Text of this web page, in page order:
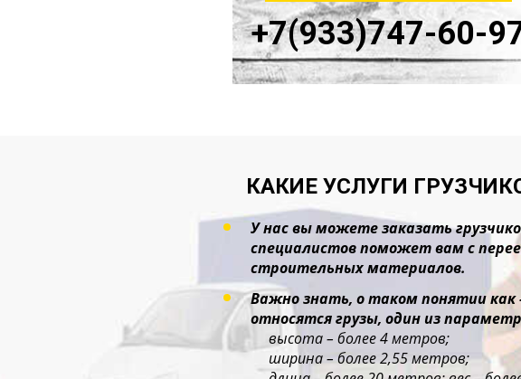
+7(933)747-60-
КАКИЕ УСЛУГИ
У нас вы можете заказать
специалистов поможет вам с
строительных материалов.
Важно знать, о таком понятии как
относятся грузы, один из
высота – более 4 метров;
ширина – более 2,55 метров;